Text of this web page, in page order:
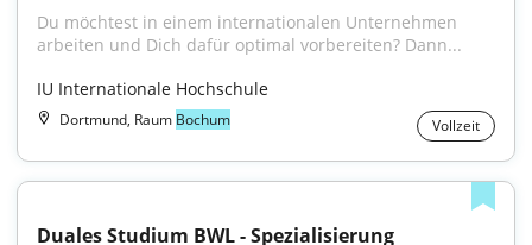
Du möchtest in einem internationalen Unternehmen
arbeiten und Dich dafür optimal vorbereiten? Dann...
IU Internationale Hochschule
Dortmund, Raum Bochum Vollzeit
Duales Studium BWL - Spezialisierung